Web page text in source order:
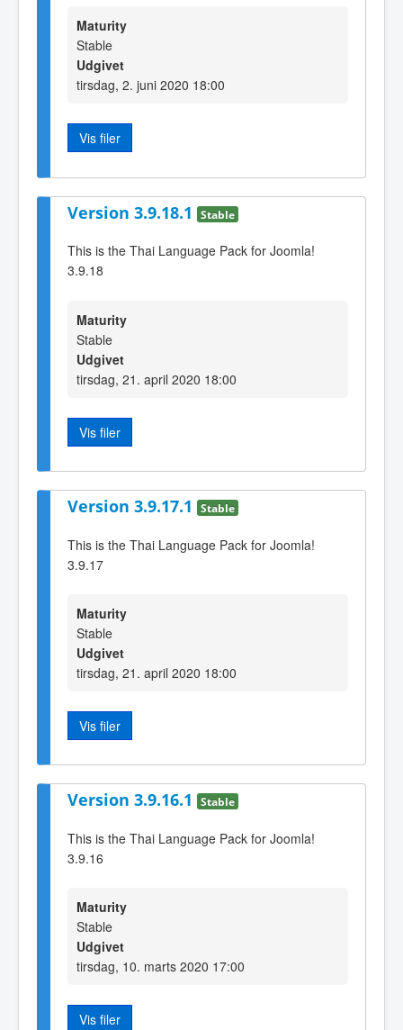
Maturity
Stable
Udgivet
tirsdag, 2. juni 2020 18:00
Vis filer
Version 3.9.18.1 Stable
This is the Thai Language Pack for Joomla!
3.9.18
Maturity
Stable
Udgivet
tirsdag, 21. april 2020 18:00
Vis filer
Version 3.9.17.1 Stable
This is the Thai Language Pack for Joomla!
3.9.17
Maturity
Stable
Udgivet
tirsdag, 21. april 2020 18:00
Vis filer
Version 3.9.16.1 Stable
This is the Thai Language Pack for Joomla!
3.9.16
Maturity
Stable
Udgivet
tirsdag, 10. marts 2020 17:00
Vis filer